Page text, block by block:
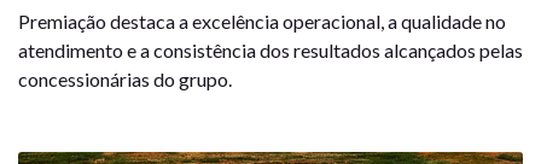
Premiação destaca a excelência operacional, a qualidade no
atendimento e a consistência dos resultados alcançados pelas
concessionárias do grupo.